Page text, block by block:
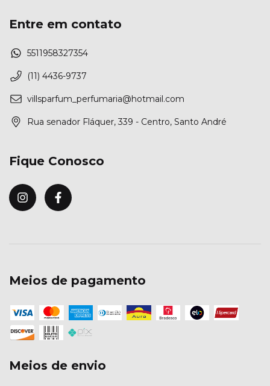
Entre em contato
5511958327354
(11) 4436-9737
villsparfum_perfumaria@hotmail.com
Rua senador Fláquer, 339 - Centro, Santo André
Fique Conosco
Meios de pagamento
Meios de envio